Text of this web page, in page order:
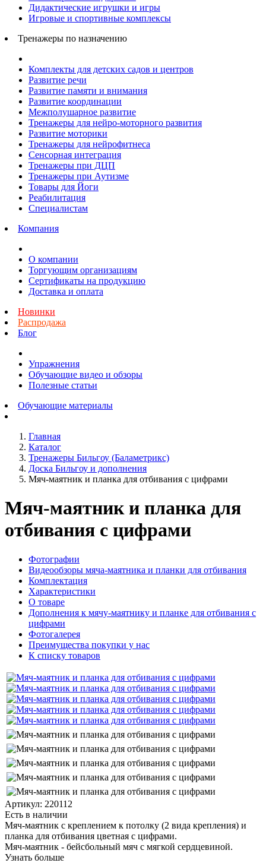
Дидактические игрушки и игры
Игровые и спортивные комплексы
Тренажеры по назначению
Комплекты для детских садов и центров
Развитие речи
Развитие памяти и внимания
Развитие координации
Межполушарное развитие
Тренажеры для нейро-моторного развития
Развитие моторики
Тренажеры для нейрофитнеса
Сенсорная интеграция
Тренажеры при ДЦП
Тренажеры при Аутизме
Товары для Йоги
Реабилитация
Специалистам
Компания
О компании
Торгующим организациям
Сертификаты на продукцию
Доставка и оплата
Новинки
Распродажа
Блог
Упражнения
Обучающие видео и обзоры
Полезные статьи
Обучающие материалы
Главная
Каталог
Тренажеры Бильгоу (Баламетрикс)
Доска Бильгоу и дополнения
Мяч-маятник и планка для отбивания с цифрами
Мяч-маятник и планка для
отбивания с цифрами
Фотографии
Видеообзоры мяча-маятника и планки для отбивания
Комплектация
Характеристики
О товаре
Дополнения к мячу-маятнику и планке для отбивания с
цифрами
Фотогалерея
Преимущества покупки у нас
К списку товаров
Артикул: 220112
Есть в наличии
Мяч-маятник с креплением к потолку (2 вида крепления) и
планка для отбивания цветная с цифрами.
Мяч-маятник - бейсбольный мяч с мягкой сердцевиной.
Узнать больше